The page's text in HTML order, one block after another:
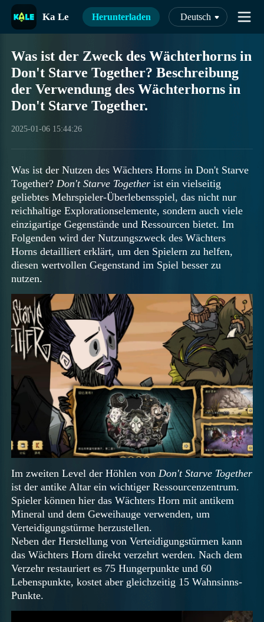
Ka Le Herunterladen Deutsch
Was ist der Zweck des Wächterhorns in
Don't Starve Together? Beschreibung
der Verwendung des Wächterhorns in
Don't Starve Together.
2025-01-06 15:44:26
Was ist der Nutzen des Wächters Horns in Don't Starve
Together? Don't Starve Together ist ein vielseitig
geliebtes Mehrspieler-Überlebensspiel, das nicht nur
reichhaltige Explorationselemente, sondern auch viele
einzigartige Gegenstände und Ressourcen bietet. Im
Folgenden wird der Nutzungszweck des Wächters
Horns detailliert erklärt, um den Spielern zu helfen,
diesen wertvollen Gegenstand im Spiel besser zu
nutzen.
Im zweiten Level der Höhlen von Don't Starve Together
ist der antike Altar ein wichtiger Ressourcenzentrum.
Spieler können hier das Wächters Horn mit antikem
Mineral und dem Geweihauge verwenden, um
Verteidigungstürme herzustellen.
Neben der Herstellung von Verteidigungstürmen kann
das Wächters Horn direkt verzehrt werden. Nach dem
Verzehr restauriert es 75 Hungerpunkte und 60
Lebenspunkte, kostet aber gleichzeitig 15 Wahnsinns-
Punkte.